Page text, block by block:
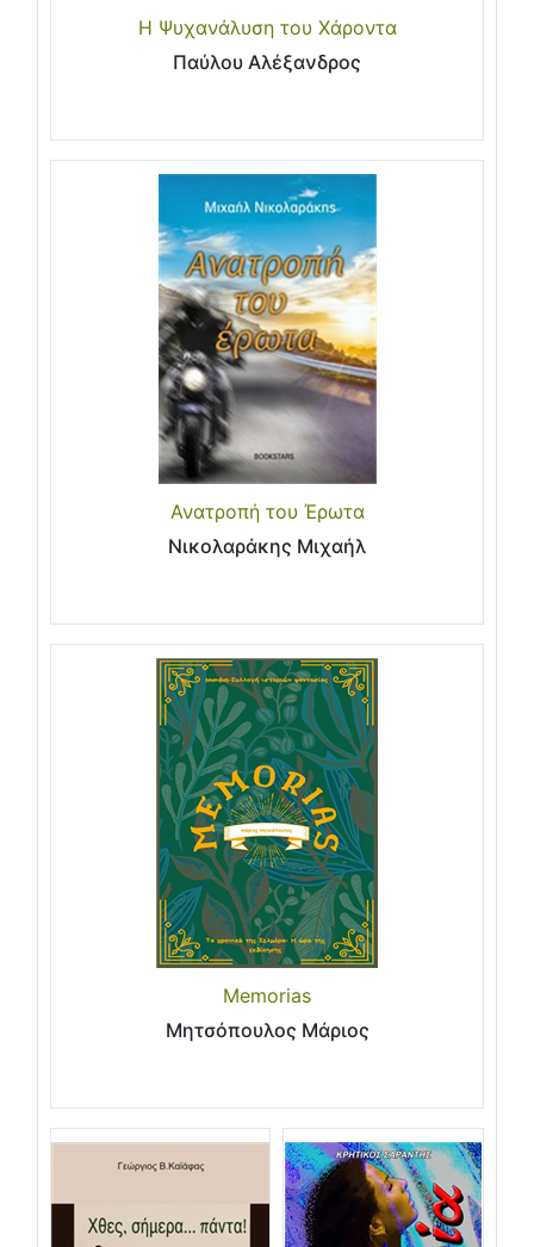
Η Ψυχανάλυση του Χάροντα
Παύλου Αλέξανδρος
Ανατροπή του Έρωτα
Νικολαράκης Μιχαήλ
Memorias
Μητσόπουλος Μάριος